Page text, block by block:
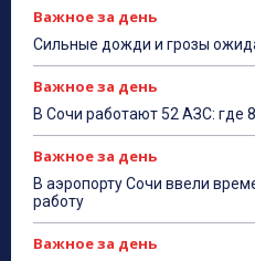
Важное за день
Сильные дожди и грозы
Важное за день
В Сочи работают 52 АЗС: где
Важное за день
В аэропорту Сочи ввели
работу
Важное за день